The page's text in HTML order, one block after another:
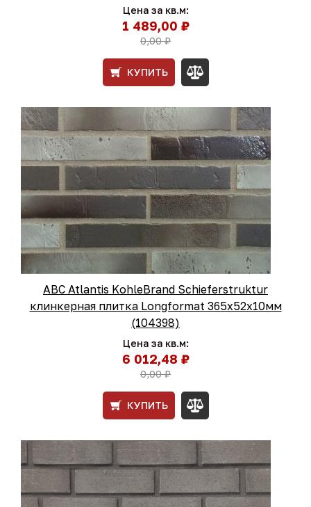
Цена за кв.м:
1 489,00 ₽
0,00 ₽
КУПИТЬ
ABC Atlantis KohleBrand Schieferstruktur
клинкерная плитка Longformat 365x52x10мм
(104398)
Цена за кв.м:
6 012,48 ₽
0,00 ₽
КУПИТЬ